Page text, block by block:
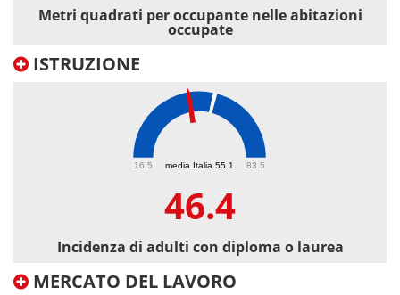
Metri quadrati per occupante nelle abitazioni
occupate
ISTRUZIONE
media Italia 55.1
16.5 83.5
46.4
Incidenza di adulti con diploma o laurea
MERCATO DEL LAVORO